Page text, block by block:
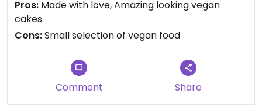
Pros: Made with love, Amazing looking vegan
cakes
Cons:Small selection of vegan food
Comment Share